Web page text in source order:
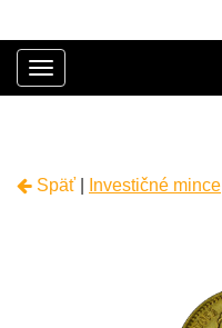
Toggle
navigation
Späť Investičné mince